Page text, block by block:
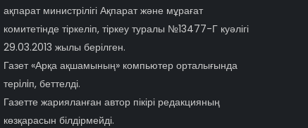
ақпарат министрілігі Ақпарат және мұрағат
комитетінде тіркеліп, тіркеу туралы №13477-Г куәлігі
29.03.2013 жылы берілген.
Газет «Арқа ақшамының» компьютер орталығында
терiлiп, беттелді.
Газетте жарияланған автор пікірі редакцияның
көзқарасын білдірмейді.